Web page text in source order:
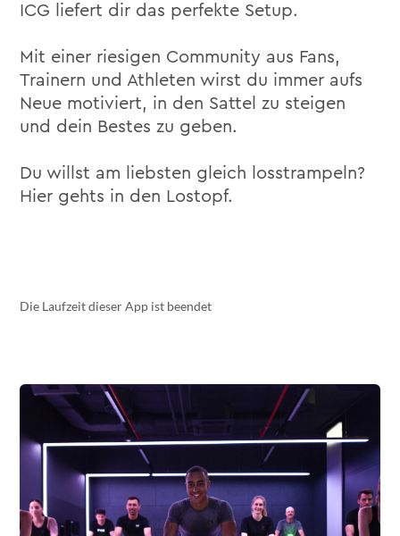
ICG liefert dir das perfekte Setup.
Mit einer riesigen Community aus Fans,
Trainern und Athleten wirst du immer aufs
Neue motiviert, in den Sattel zu steigen
und dein Bestes zu geben.
Du willst am liebsten gleich losstrampeln?
Hier gehts in den Lostopf.